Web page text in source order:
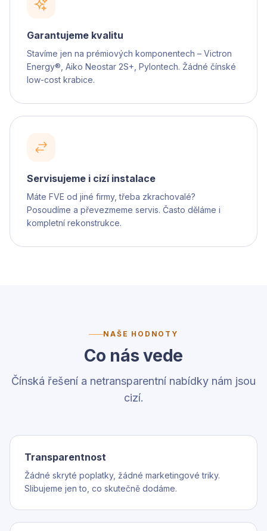
Garantujeme kvalitu
Stavíme jen na prémiových komponentech – Victron
Energy®, Aiko Neostar 2S+, Pylontech. Žádné čínské
low-cost krabice.
Servisujeme i cizí instalace
Máte FVE od jiné firmy, třeba zkrachovalé?
Posoudíme a převezmeme servis. Často děláme i
kompletní rekonstrukce.
NAŠE HODNOTY
Co nás vede
Čínská řešení a netransparentní nabídky nám jsou
cizí.
Transparentnost
Žádné skryté poplatky, žádné marketingové triky.
Slibujeme jen to, co skutečně dodáme.